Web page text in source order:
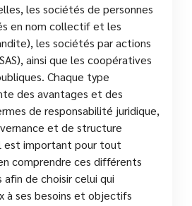
les sociétés de personnes
en nom collectif et les
les sociétés par actions
ainsi que les coopératives
Chaque type
des avantages et des
de responsabilité juridique,
et de structure
est important pour tout
comprendre ces différents
de choisir celui qui
à ses besoins et objectifs